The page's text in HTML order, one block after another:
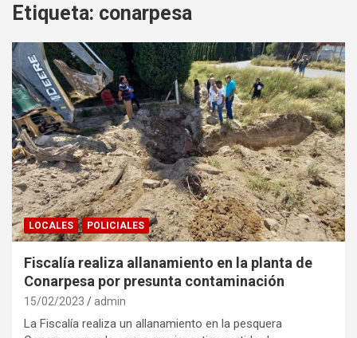
Etiqueta: conarpesa
LOCALES POLICIALES
Fiscalía realiza allanamiento en la planta de
Conarpesa por presunta contaminación
15/02/2023 admin
La Fiscalía realiza un allanamiento en la pesquera